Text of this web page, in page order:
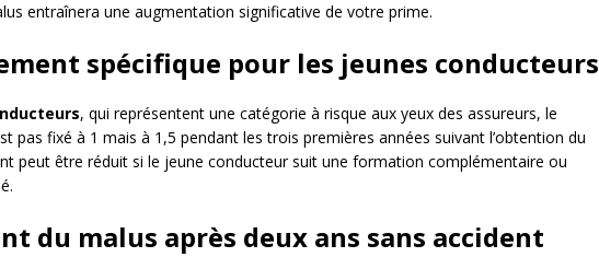
entraînera une augmentation significative de votre prime.
spécifique pour les jeunes conducteurs
, qui représentent une catégorie à risque aux yeux des assureurs, le
pas fixé à 1 mais à 1,5 pendant les trois premières années suivant l’obtention du
peut être réduit si le jeune conducteur suit une formation complémentaire ou
du malus après deux ans sans accident